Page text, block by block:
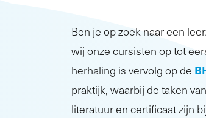
Ben je op zoek naar een
wij onze cursisten op tot
herhaling is vervolg op de
praktijk, waarbij de taken
literatuur en certificaat zijn